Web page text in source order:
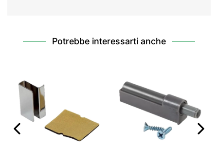
Potrebbe interessarti anche